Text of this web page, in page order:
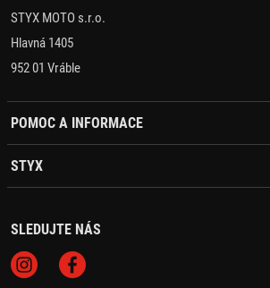
STYX MOTO s.r.o.
Hlavná 1405
952 01 Vráble
POMOC A INFORMACE
STYX
SLEDUJTE NÁS